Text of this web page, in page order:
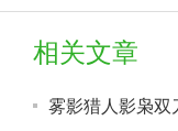
相关文章
雾影猎人影枭双